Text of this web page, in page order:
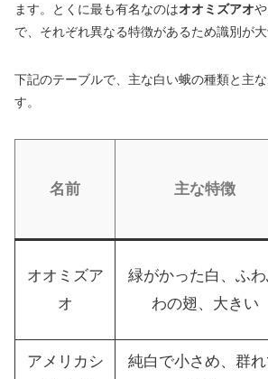
ます。とくに最も有名なのはオオミズアオや
で、それぞれ異なる特徴があるため識別が大
下記のテーブルで、主な白い蛾の種類と主
す。
名前 主な特徴
オオミズア
オ
緑がかった白、ふ
わの翅、大きい
アメリカシ
純白で小さめ、群れ